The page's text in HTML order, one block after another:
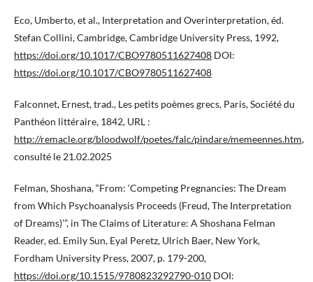
Eco, Umberto, et al., Interpretation and Overinterpretation, éd.
Stefan Collini, Cambridge, Cambridge University Press, 1992,
https://doi.org/10.1017/CBO9780511627408 DOI:
https://doi.org/10.1017/CBO9780511627408
Falconnet, Ernest, trad., Les petits poèmes grecs, Paris, Société du
Panthéon littéraire, 1842, URL :
http://remacle.org/bloodwolf/poetes/falc/pindare/memeennes.htm,
consulté le 21.02.2025
Felman, Shoshana, “From: ‘Competing Pregnancies: The Dream
from Which Psychoanalysis Proceeds (Freud, The Interpretation
of Dreams)’”, in The Claims of Literature: A Shoshana Felman
Reader, ed. Emily Sun, Eyal Peretz, Ulrich Baer, New York,
Fordham University Press, 2007, p. 179-200,
https://doi.org/10.1515/9780823292790-010 DOI: